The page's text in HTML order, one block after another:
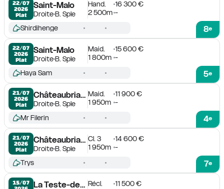
22/07
2026
Plat
Saint-Malo
DroiteB. Sple
Hand.
16 300 €
2 500m -
8e
Shirdihenge
22/07
2026
Plat
Saint-Malo
DroiteB. Sple
Maid.
15 600 €
1 800m -
5e
Haya Sam
21/07
2026
Plat
Châteaubriant
DroiteB. Sple
Maid.
11 900 €
1 950m -
4e
Mr Filerin
21/07
2026
Plat
Châteaubriant
DroiteB. Sple
Cl. 3
14 600 €
1 950m -
7e
Trys
15/07
La Teste-de-Buch
Récl.
11 500 €